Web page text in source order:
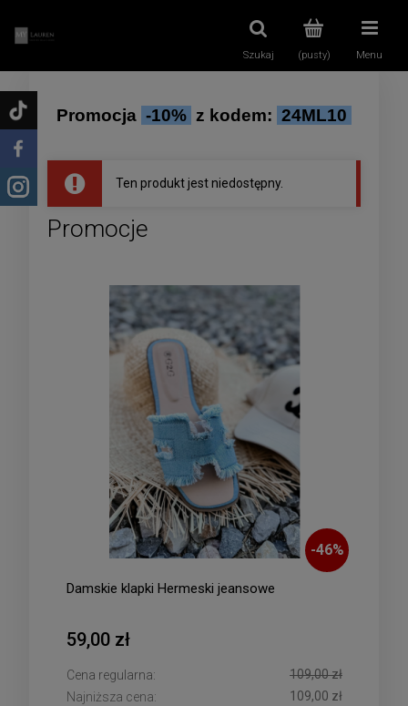
(pusty)
Szukaj Menu
Promocja -10% z kodem: 24ML10
Ten produkt jest niedostępny.
Promocje
-46%
Damskie klapki Hermeski jeansowe
59,00 zł
Cena regularna:
109,00 zł
Najniższa cena:
109,00 zł